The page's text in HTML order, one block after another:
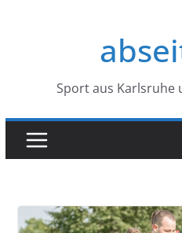
Sport aus Karlsruhe